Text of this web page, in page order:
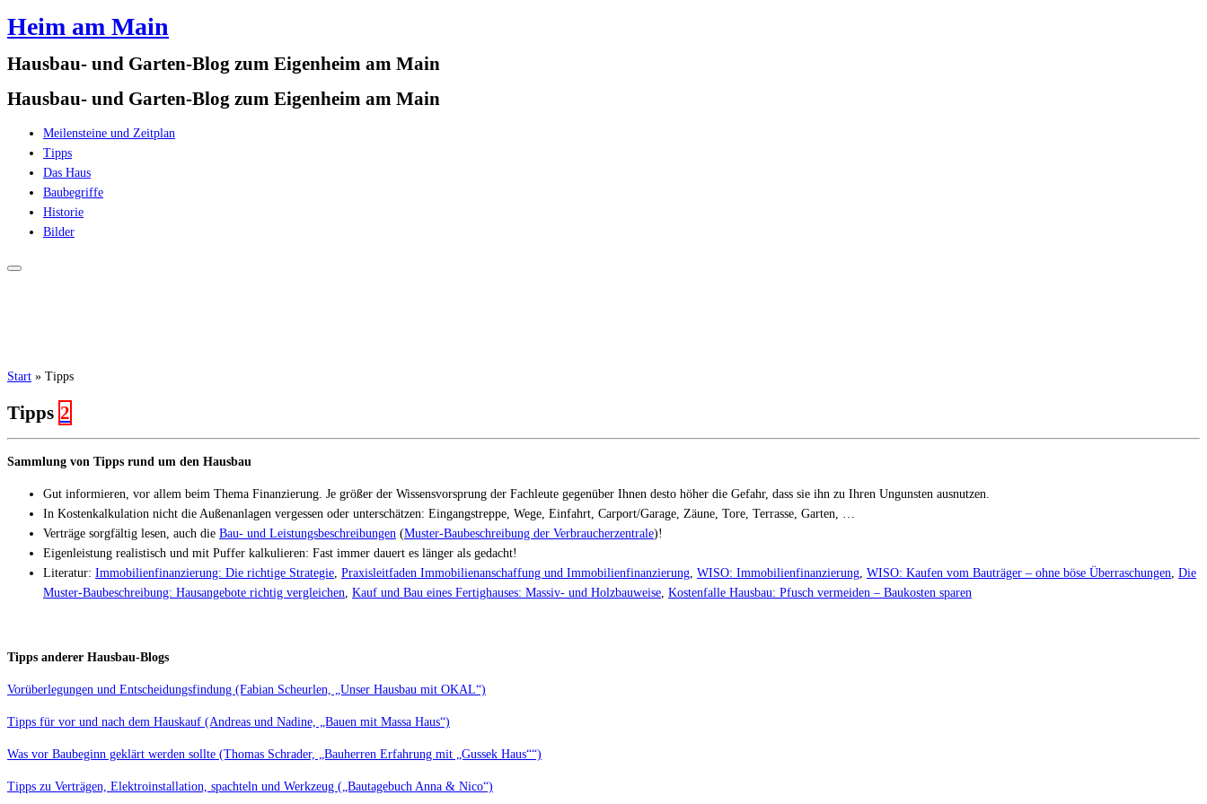
Zum
springen
Heim am Main
Hausbau- und Garten-Blog zum Eigenheim am Main
Hausbau- und Garten-Blog zum Eigenheim am Main
Meilensteine und Zeitplan
Tipps
Das Haus
Baubegriffe
Historie
Bilder
Start » Tipps
Tipps 2
Sammlung von Tipps rund um den Hausbau
Gut informieren, vor allem beim Thema Finanzierung. Je größer der Wissensvorsprung der Fachleute gegenüber Ihnen desto höher die Gefahr, dass sie ihn zu Ihren Ungunsten ausnutzen.
In Kostenkalkulation nicht die Außenanlagen vergessen oder unterschätzen: Eingangstreppe, Wege, Einfahrt, Carport/Garage, Zäune, Tore, Terrasse, Garten, …
Verträge sorgfältig lesen, auch die Bau- und Leistungsbeschreibungen (Muster-Baubeschreibung der Verbraucherzentrale)!
Eigenleistung realistisch und mit Puffer kalkulieren: Fast immer dauert es länger als gedacht!
Literatur: Immobilienfinanzierung: Die richtige Strategie, Praxisleitfaden Immobilienanschaffung und Immobilienfinanzierung, WISO: Immobilienfinanzierung, WISO: Kaufen vom Bauträger – ohne böse Überraschungen, Die
Muster-Baubeschreibung: Hausangebote richtig vergleichen, Kauf und Bau eines Fertighauses: Massiv- und Holzbauweise, Kostenfalle Hausbau: Pfusch vermeiden – Baukosten sparen
Tipps anderer Hausbau-Blogs
Vorüberlegungen und Entscheidungsfindung (Fabian Scheurlen, „Unser Hausbau mit OKAL“)
Tipps für vor und nach dem Hauskauf (Andreas und Nadine, „Bauen mit Massa Haus“)
Was vor Baubeginn geklärt werden sollte (Thomas Schrader, „Bauherren Erfahrung mit „Gussek Haus““)
Tipps zu Verträgen, Elektroinstallation, spachteln und Werkzeug („Bautagebuch Anna & Nico“)